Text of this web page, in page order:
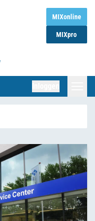
MIXonline
MIXpro